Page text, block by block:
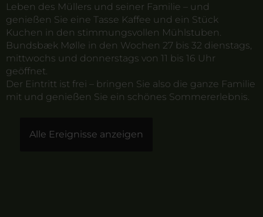
Leben des Müllers und seiner Familie – und
genießen Sie eine Tasse Kaffee und ein Stück
Kuchen in den stimmungsvollen Mühlstuben.
Bundsbæk Mølle in den Wochen 27 bis 32 dienstags,
mittwochs und donnerstags von 11 bis 16 Uhr
geöffnet.
Der Eintritt ist frei – bringen Sie also die ganze Familie
mit und genießen Sie ein schönes Sommererlebnis.
Alle Ereignisse anzeigen